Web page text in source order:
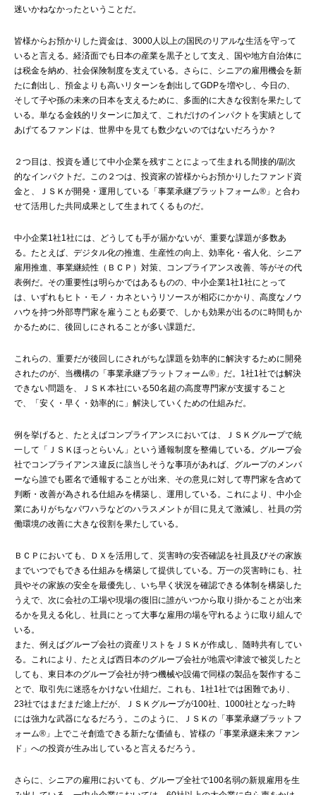
迷いかねなかったということだ。
皆様からお預かりした資金は、3000人以上の国民のリアルな生活を守って
いると言える。経済面でも日本の産業を黒子として支え、国や地方自治体に
は税金を納め、社会保険制度を支えている。さらに、シニアの雇用機会を新
たに創出し、預金よりも高いリターンを創出してGDPを増やし、今日の、
そして子や孫の未来の日本を支えるために、多面的に大きな役割を果たして
いる。単なる金銭的リターンに加えて、これだけのインパクトを実績として
あげてるファンドは、世界中を見ても数少ないのではないだろうか？
２つ目は、投資を通じて中小企業を残すことによって生まれる間接的/副次
的なインパクトだ。この２つは、投資家の皆様からお預かりしたファンド資
金と、ＪＳＫが開発・運用している「事業承継プラットフォーム®」と合わ
せて活用した共同成果として生まれてくるものだ。
中小企業1社1社には、どうしても手が届かないが、重要な課題が多数あ
る。たとえば、デジタル化の推進、生産性の向上、効率化・省人化、シニア
雇用推進、事業継続性（ＢＣＰ）対策、コンプライアンス改善、等がその代
表例だ。その重要性は明らかではあるものの、中小企業1社1社にとって
は、いずれもヒト・モノ・カネというリソースが相応にかかり、高度なノウ
ハウを持つ外部専門家を雇うことも必要で、しかも効果が出るのに時間もか
かるために、後回しにされることが多い課題だ。
これらの、重要だが後回しにされがちな課題を効率的に解決するために開発
されたのが、当機構の「事業承継プラットフォーム®」だ。1社1社では解決
できない問題を、ＪＳＫ本社にいる50名超の高度専門家が支援すること
で、「安く・早く・効率的に」解決していくための仕組みだ。
例を挙げると、たとえばコンプライアンスにおいては、ＪＳＫグループで統
一して「ＪＳＫほっとらいん」という通報制度を整備している。グループ会
社でコンプライアンス違反に該当しそうな事項があれば、グループのメンバ
ーなら誰でも匿名で通報することが出来、その意見に対して専門家を含めて
判断・改善が為される仕組みを構築し、運用している。これにより、中小企
業にありがちなパワハラなどのハラスメントが目に見えて激減し、社員の労
働環境の改善に大きな役割を果たしている。
ＢＣＰにおいても、ＤＸを活用して、災害時の安否確認を社員及びその家族
までいつでもできる仕組みを構築して提供している。万一の災害時にも、社
員やその家族の安全を最優先し、いち早く状況を確認できる体制を構築した
うえで、次に会社の工場や現場の復旧に誰がいつから取り掛かることが出来
るかを見える化し、社員にとって大事な雇用の場を守れるように取り組んで
いる。
また、例えばグループ会社の資産リストをＪＳＫが作成し、随時共有してい
る。これにより、たとえば西日本のグループ会社が地震や津波で被災したと
しても、東日本のグループ会社が持つ機械や設備で同様の製品を製作するこ
とで、取引先に迷惑をかけない仕組だ。これも、1社1社では困難であり、
23社ではまだまだ途上だが、ＪＳＫグループが100社、1000社となった時
には強力な武器になるだろう。このように、ＪＳＫの「事業承継プラットフ
ォーム®」上でこそ創造できる新たな価値も、皆様の「事業承継未来ファン
ド」への投資が生み出していると言えるだろう。
さらに、シニアの雇用においても、グループ全社で100名弱の新規雇用を生